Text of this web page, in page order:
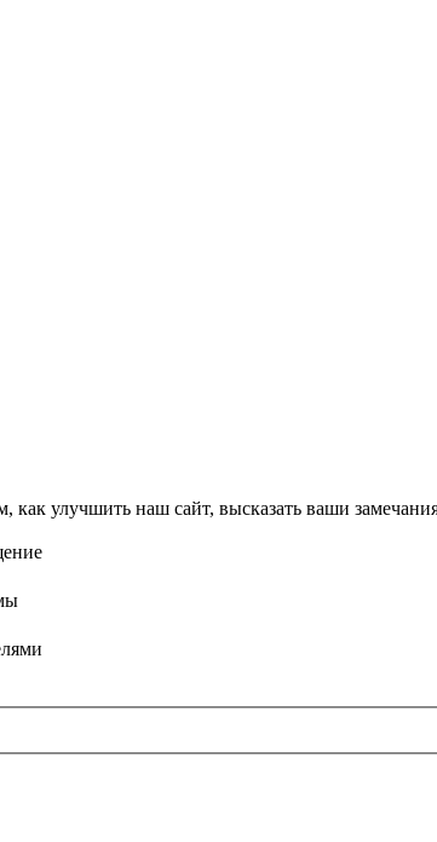
как улучшить наш сайт, высказать ваши